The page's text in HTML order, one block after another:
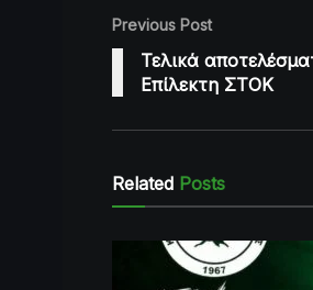
Previous Post
Τελικά
Επίλεκτη ΣΤΟΚ
Related Posts